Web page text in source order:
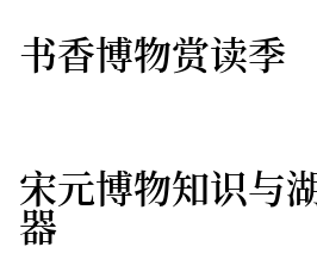
书香博物赏读季
宋元博物知识与
器